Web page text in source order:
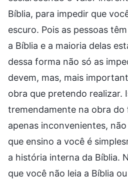
Bíblia, para impedir que
escuro. Pois as pessoas
a Bíblia e a maioria delas
dessa forma não só as
devem, mas, mais
obra que pretendo realizar.
tremendamente na obra
apenas inconvenientes,
que ensino a você é
a história interna da Bíblia.
que você não leia a Bíblia